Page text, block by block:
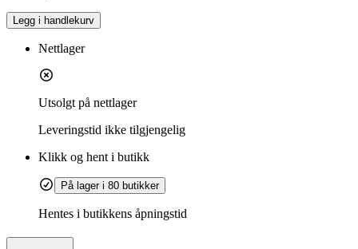
Legg i handlekurv
Nettlager
Utsolgt på nettlager
Leveringstid ikke tilgjengelig
Klikk og hent i butikk
På lager i 80 butikker
Hentes i butikkens åpningstid